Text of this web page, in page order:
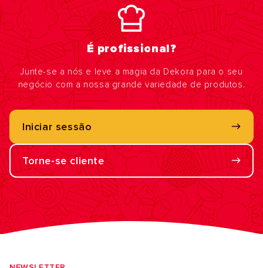
É profissional?
Junte-se a nós e leve a magia da Dekora para o seu
negócio com a nossa grande variedade de produtos.
Iniciar sessão
Torne-se cliente